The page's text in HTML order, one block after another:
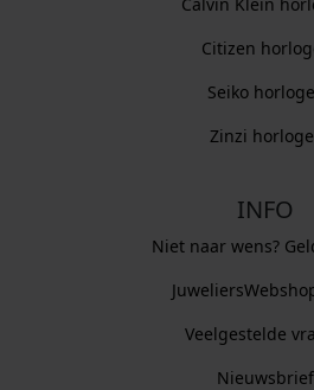
Citizen
Seiko
Zinzi
INFO
Niet naar wens?
Veelgestelde
Nieuwsbrief